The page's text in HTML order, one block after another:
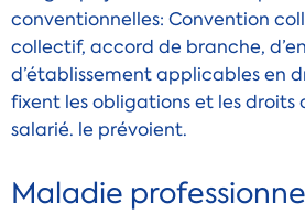
conventionnelles: Convention
collectif, accord de branche,
d’établissement applicables en
fixent les obligations et les droits
salarié. le prévoient.
Maladie